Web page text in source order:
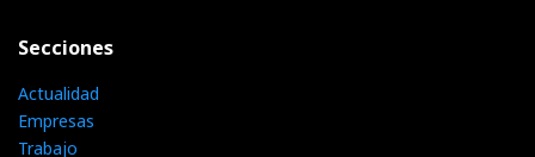
Secciones
Actualidad
Empresas
Trabajo